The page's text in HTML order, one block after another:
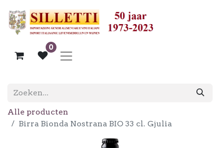
0
Alle producten
Birra Bionda Nostrana BIO 33 cl. Gjulia